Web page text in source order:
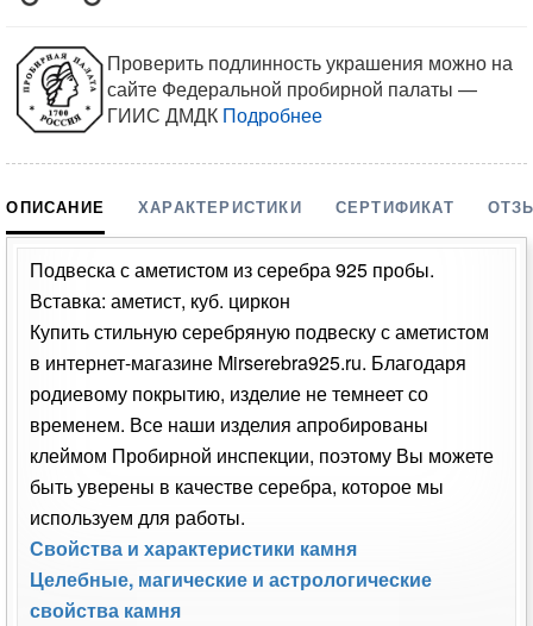
Проверить подлинность украшения можно на
сайте Федеральной пробирной палаты —
ГИИС ДМДК Подробнее
ОПИСАНИЕ ХАРАКТЕРИСТИКИ СЕРТИФИКАТ
Подвеска с аметистом из серебра 925 пробы.
Вставка: аметист, куб. циркон
Купить стильную серебряную подвеску с аметистом
в интернет-магазине Mirserebra925.ru. Благодаря
родиевому покрытию, изделие не темнеет со
временем. Все наши изделия апробированы
клеймом Пробирной инспекции, поэтому Вы можете
быть уверены в качестве серебра, которое мы
используем для работы.
Свойства и характеристики камня
Целебные, магические и астрологические
свойства камня